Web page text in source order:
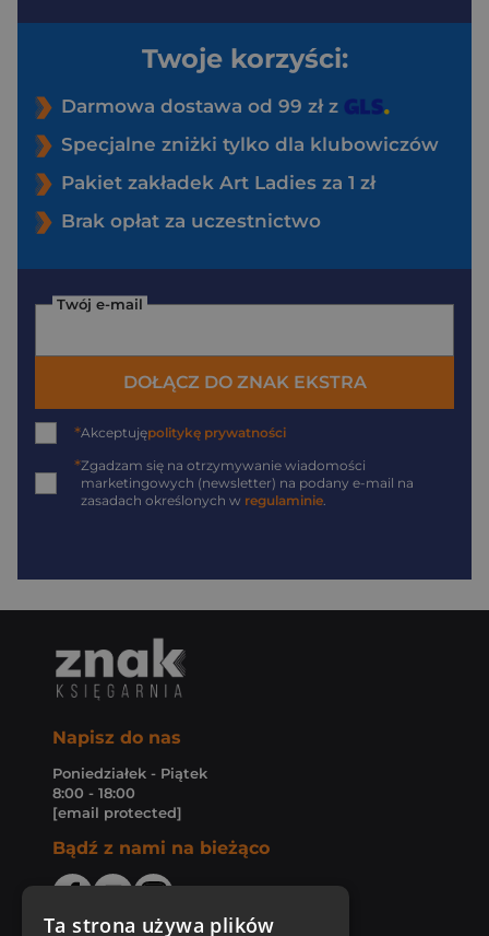
Twoje korzyści:
Darmowa dostawa od 99 zł z
Specjalne zniżki tylko dla klubowiczów
Pakiet zakładek Art Ladies za 1 zł
Brak opłat za uczestnictwo
Twój e-mail
DOŁĄCZ DO ZNAK EKSTRA
*Akceptujępolitykę prywatności
*Zgadzam się na otrzymywanie wiadomości
marketingowych (newsletter) na podany e-mail na
zasadach określonych w regulaminie
Napisz do nas
Poniedziałek - Piątek
8:00 - 18:00
[email protected]
Bądź z nami na bieżąco
Ta strona używa plików